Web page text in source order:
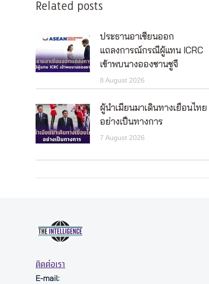
Related posts
ประธานอาเซียนออก
แถลงการณ์กรณีผู้แทน ICRC
เข้าพบนางอองซานซูจี
8 August 2026
ผู้นำเมียนมาเดินทางเยือนไทย
อย่างเป็นทางการ
7 August 2026
ติดต่อเรา
E-mail: